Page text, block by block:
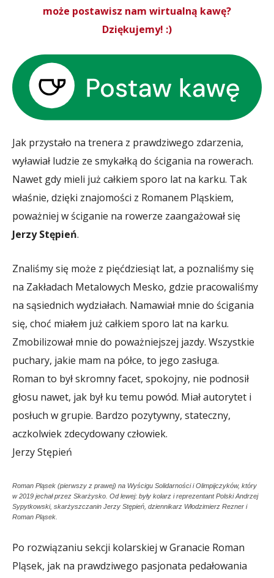
może postawisz nam wirtualną kawę?
Dziękujemy! :)
Jak przystało na trenera z prawdziwego zdarzenia,
wyławiał ludzie ze smykałką do ścigania na rowerach.
Nawet gdy mieli już całkiem sporo lat na karku. Tak
właśnie, dzięki znajomości z Romanem Pląskiem,
poważniej w ściganie na rowerze zaangażował się
Jerzy Stępień.
Znaliśmy się może z pięćdziesiąt lat, a poznaliśmy się
na Zakładach Metalowych Mesko, gdzie pracowaliśmy
na sąsiednich wydziałach. Namawiał mnie do ścigania
się, choć miałem już całkiem sporo lat na karku.
Zmobilizował mnie do poważniejszej jazdy. Wszystkie
puchary, jakie mam na półce, to jego zasługa.
Roman to był skromny facet, spokojny, nie podnosił
głosu nawet, jak był ku temu powód. Miał autorytet i
posłuch w grupie. Bardzo pozytywny, stateczny,
aczkolwiek zdecydowany człowiek.
Jerzy Stępień
Roman Pląsek (pierwszy z prawej) na Wyścigu Solidarności i Olimpijczyków, który
w 2019 jechał przez Skarżysko. Od lewej: były kolarz i reprezentant Polski Andrzej
Sypytkowski, skarżyszczanin Jerzy Stępień, dziennikarz Włodzimierz Rezner i
Roman Pląsek.
Po rozwiązaniu sekcji kolarskiej w Granacie Roman
Pląsek, jak na prawdziwego pasjonata pedałowania